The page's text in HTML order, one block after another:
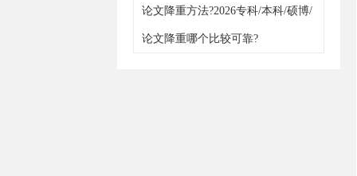
论文降重方法?2026专科/本科/硕博/
职称通用
论文降重哪个比较可靠?